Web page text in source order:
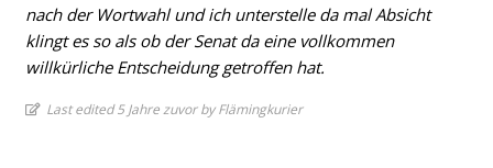
nach der Wortwahl und ich unterstelle da mal Absicht
klingt es so als ob der Senat da eine vollkommen
willkürliche Entscheidung getroffen hat.
Last edited 5 Jahre zuvor by Flämingkurier